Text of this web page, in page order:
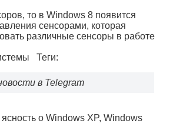
то в Windows 8 появится
сенсорами, которая
различные сенсоры в работе
Теги:
в Telegram
о Windows XP, Windows